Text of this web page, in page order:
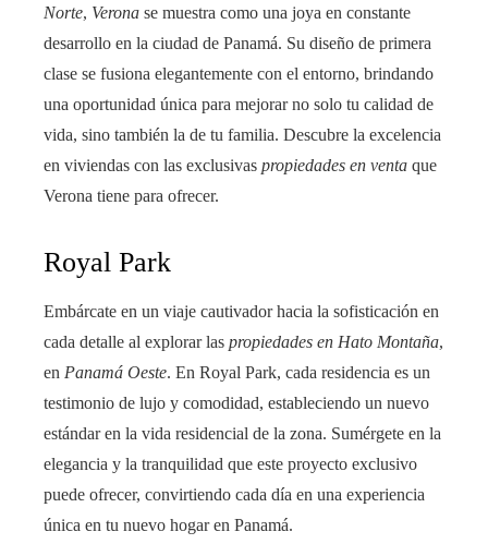
Norte, Verona se muestra como una joya en constante
desarrollo en la ciudad de Panamá. Su diseño de primera
clase se fusiona elegantemente con el entorno, brindando
una oportunidad única para mejorar no solo tu calidad de
vida, sino también la de tu familia. Descubre la excelencia
en viviendas con las exclusivas propiedades en venta que
Verona tiene para ofrecer.
Royal Park
Embárcate en un viaje cautivador hacia la sofisticación en
cada detalle al explorar las propiedades en Hato Montaña,
en Panamá Oeste. En Royal Park, cada residencia es un
testimonio de lujo y comodidad, estableciendo un nuevo
estándar en la vida residencial de la zona. Sumérgete en la
elegancia y la tranquilidad que este proyecto exclusivo
puede ofrecer, convirtiendo cada día en una experiencia
única en tu nuevo hogar en Panamá.